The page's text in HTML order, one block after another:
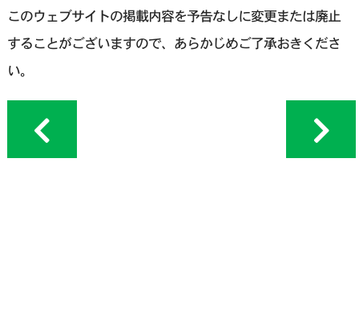
このウェブサイトの掲載内容を予告なしに変更または廃止
することがございますので、あらかじめご了承おきくださ
い。